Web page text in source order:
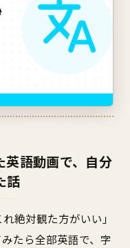
英語動画で、自分
話
絶対観た方がいい」
たら全部英語で、字